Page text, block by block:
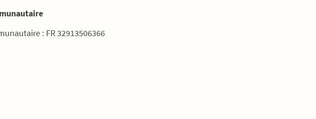
: FR 32913506366